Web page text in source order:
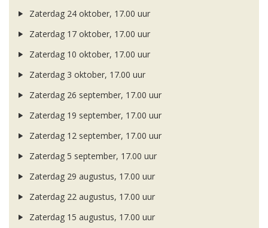
Zaterdag 24 oktober, 17.00 uur
Zaterdag 17 oktober, 17.00 uur
Zaterdag 10 oktober, 17.00 uur
Zaterdag 3 oktober, 17.00 uur
Zaterdag 26 september, 17.00 uur
Zaterdag 19 september, 17.00 uur
Zaterdag 12 september, 17.00 uur
Zaterdag 5 september, 17.00 uur
Zaterdag 29 augustus, 17.00 uur
Zaterdag 22 augustus, 17.00 uur
Zaterdag 15 augustus, 17.00 uur